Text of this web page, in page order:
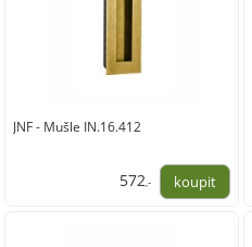
JNF - Mušle IN.16.412
572,-